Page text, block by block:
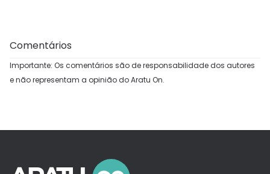
Comentários
Importante: Os comentários são de responsabilidade dos autores
e não representam a opinião do Aratu On.